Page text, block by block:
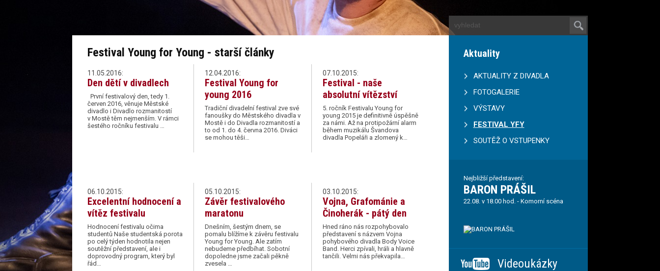
Festival Young for Young - starší články
11.05.2016:
Den dětí v divadlech
První festivalový den, tedy 1.
červen 2016, věnuje Městské
divadlo i Divadlo rozmanitostí
v Mostě těm nejmenším. V rámci
šestého ročníku festivalu …
12.04.2016:
Festival Young for
young 2016
Tradiční divadelní festival zve své
fanoušky do Městského divadla v
Mostě i do Divadla rozmanitostí a
to od 1. do 4. června 2016. Diváci
se mohou těši…
07.10.2015:
Festival - naše
absolutní vítězství
5. ročník Festivalu Young for
young 2015 je definitivně úspěšně
za námi. Až na protipožární alarm
během muzikálu Švandova
divadla Popeláři a zlomený k…
06.10.2015:
Excelentní hodnocení a
vítěz festivalu
Hodnocení festivalu očima
studentů Naše studentská porota
po celý týden hodnotila nejen
soutěžní představení, ale i
doprovodný program, který byl
řád…
05.10.2015:
Závěr festivalového
maratonu
Dnešním, šestým dnem, se
pomalu blížíme k závěru festivalu
Young for Young. Ale zatím
nebudeme předbíhat. Sobotní
dopoledne jsme začali pěkně
zvesela …
03.10.2015:
Vojna, Grafománie a
Činoherák - pátý den
Hned ráno nás rozpohybovalo
představení s názvem Vojna
pohybového divadla Body Voice
Band. Herci zpívali, hráli a hlavně
tančili. Velmi nás překvapila…
Aktuality
AKTUALITY Z DIVADLA
FOTOGALERIE
VÝSTAVY
FESTIVAL YFY
SOUTĚŽ O VSTUPENKY
Nejbližší představení:
BARON PRÁŠIL
22.08. v 18.00 hod. - Komorní scéna
Videoukázky